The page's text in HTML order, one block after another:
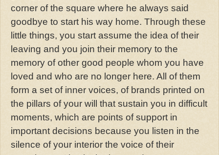
corner of the square where he always said
goodbye to start his way home. Through these
little things, you start assume the idea of their
leaving and you join their memory to the
memory of other good people whom you have
loved and who are no longer here. All of them
form a set of inner voices, of brands printed on
the pillars of your will that sustain you in difficult
moments, which are points of support in
important decisions because you listen in the
silence of your interior the voice of their